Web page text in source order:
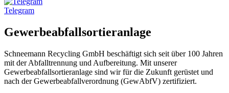
Telegram
Gewerbeabfallsortieranlage
Schneemann Recycling GmbH beschäftigt sich seit über 100 Jahren
mit der Abfalltrennung und Aufbereitung. Mit unserer
Gewerbeabfallsortieranlage sind wir für die Zukunft gerüstet und
nach der Gewerbeabfallverordnung (GewAbfV) zertifiziert.